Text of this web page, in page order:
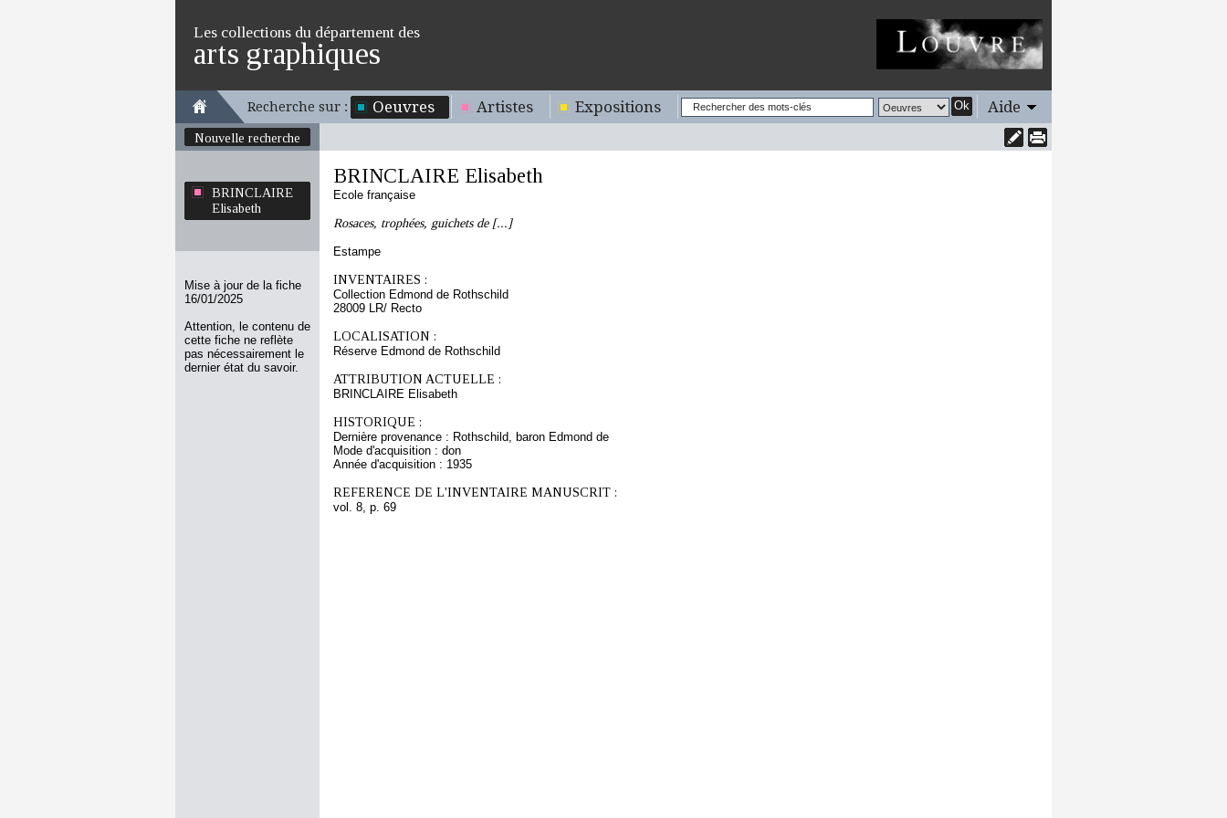
Les collections du département des
arts graphiques
Recherche sur : Oeuvres Artistes Expositions Ok Aide
Nouvelle recherche
BRINCLAIRE
Elisabeth
Mise à jour de la fiche
16/01/2025
Attention, le contenu de
cette fiche ne reflète
pas nécessairement le
dernier état du savoir.
BRINCLAIRE Elisabeth
Ecole française
Rosaces, trophées, guichets de [...]
Estampe
INVENTAIRES :
Collection Edmond de Rothschild
28009 LR/ Recto
LOCALISATION :
Réserve Edmond de Rothschild
ATTRIBUTION ACTUELLE :
BRINCLAIRE Elisabeth
HISTORIQUE :
Dernière provenance : Rothschild, baron Edmond de
Mode d'acquisition : don
Année d'acquisition : 1935
REFERENCE DE L'INVENTAIRE MANUSCRIT :
vol. 8, p. 69